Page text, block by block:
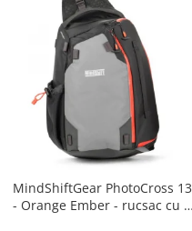
MindShiftGear PhotoCross 13
- Orange Ember - rucsac cu o